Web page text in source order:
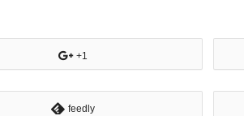
+1
feedly